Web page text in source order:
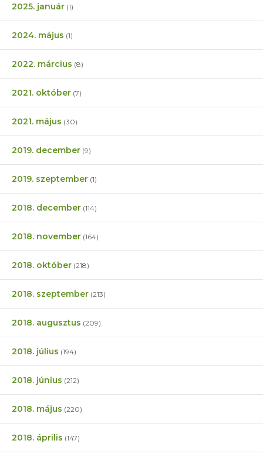
2025. január (1)
2024. május (1)
2022. március (8)
2021. október (7)
2021. május (30)
2019. december (9)
2019. szeptember (1)
2018. december (114)
2018. november (164)
2018. október (218)
2018. szeptember (213)
2018. augusztus (209)
2018. július (194)
2018. június (212)
2018. május (220)
2018. április (147)